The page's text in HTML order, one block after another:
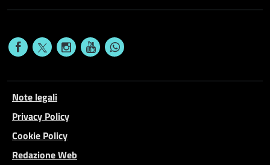
Note legali
Privacy Policy
Cookie Policy
Redazione Web